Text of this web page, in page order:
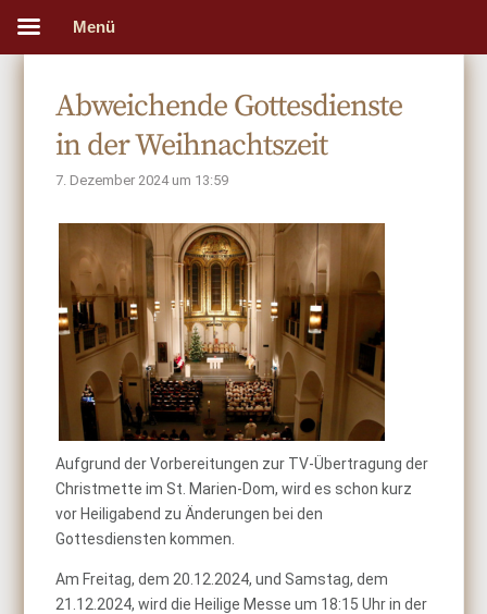
Abweichende Gottesdienste
in der Weihnachtszeit
7. Dezember 2024 um 13:59
Aufgrund der Vorbereitungen zur TV-Übertragung der
Christmette im St. Marien-Dom, wird es schon kurz
vor Heiligabend zu Änderungen bei den
Gottesdiensten kommen.
Am Freitag, dem 20.12.2024, und Samstag, dem
21.12.2024, wird die Heilige Messe um 18:15 Uhr in der
Menü